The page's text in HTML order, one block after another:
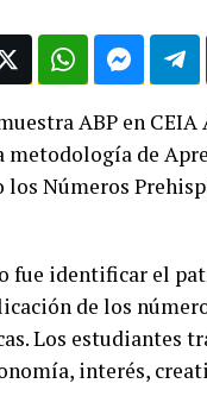
ABP en
de
Números
fue identificar el
de los
Los estudiantes
interés,